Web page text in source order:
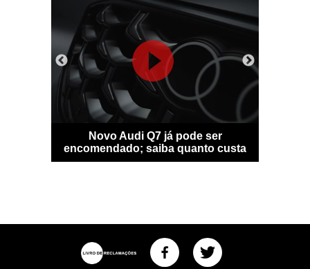
Novo Audi Q7 já pode ser
encomendado; saiba quanto custa